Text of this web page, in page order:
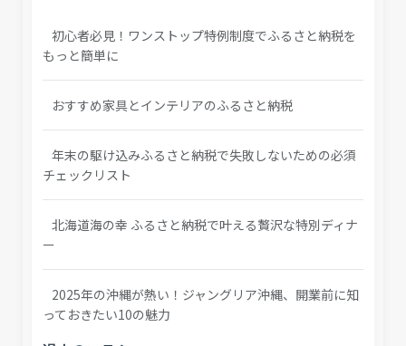
初心者必見！ワンストップ特例制度でふるさと納税を
もっと簡単に
おすすめ家具とインテリアのふるさと納税
年末の駆け込みふるさと納税で失敗しないための必須
チェックリスト
北海道海の幸 ふるさと納税で叶える贅沢な特別ディナ
ー
2025年の沖縄が熱い！ジャングリア沖縄、開業前に知
っておきたい10の魅力